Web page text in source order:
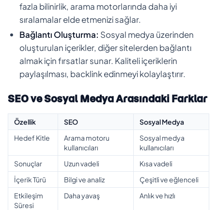
fazla bilinirlik, arama motorlarında daha iyi
sıralamalar elde etmenizi sağlar.
Bağlantı Oluşturma: Sosyal medya üzerinden
oluşturulan içerikler, diğer sitelerden bağlantı
almak için fırsatlar sunar. Kaliteli içeriklerin
paylaşılması, backlink edinmeyi kolaylaştırır.
SEO ve Sosyal Medya Arasındaki Farklar
Özellik SEO
Sosyal Medya
Hedef Kitle
Arama motoru
kullanıcıları
Sosyal medya
kullanıcıları
Sonuçlar
Uzun vadeli
Kısa vadeli
İçerik Türü
Bilgi ve analiz
Çeşitli ve eğlenceli
Etkileşim
Süresi
Daha yavaş Anlık ve hızlı